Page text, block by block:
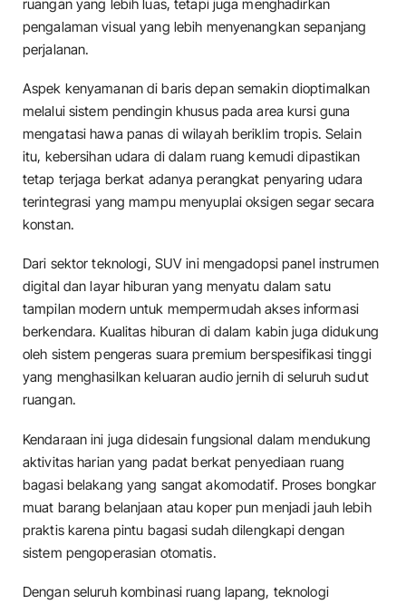
ruangan yang lebih luas, tetapi juga menghadirkan
pengalaman visual yang lebih menyenangkan sepanjang
perjalanan.
​Aspek kenyamanan di baris depan semakin dioptimalkan
melalui sistem pendingin khusus pada area kursi guna
mengatasi hawa panas di wilayah beriklim tropis. Selain
itu, kebersihan udara di dalam ruang kemudi dipastikan
tetap terjaga berkat adanya perangkat penyaring udara
terintegrasi yang mampu menyuplai oksigen segar secara
konstan.
​Dari sektor teknologi, SUV ini mengadopsi panel instrumen
digital dan layar hiburan yang menyatu dalam satu
tampilan modern untuk mempermudah akses informasi
berkendara. Kualitas hiburan di dalam kabin juga didukung
oleh sistem pengeras suara premium berspesifikasi tinggi
yang menghasilkan keluaran audio jernih di seluruh sudut
ruangan.
​Kendaraan ini juga didesain fungsional dalam mendukung
aktivitas harian yang padat berkat penyediaan ruang
bagasi belakang yang sangat akomodatif. Proses bongkar
muat barang belanjaan atau koper pun menjadi jauh lebih
praktis karena pintu bagasi sudah dilengkapi dengan
sistem pengoperasian otomatis.
​Dengan seluruh kombinasi ruang lapang, teknologi